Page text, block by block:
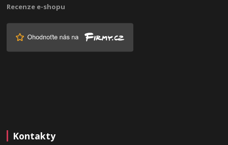
Recenze e-shopu
Kontakty